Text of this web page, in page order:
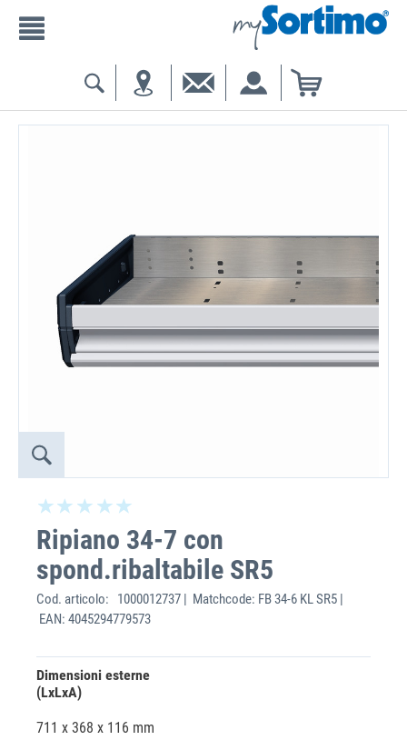
Ripiano 34-7 con
spond.ribaltabile SR5
Cod. articolo:
1000012737 | Matchcode: FB 34-6 KL SR5 |
EAN: 4045294779573
Dimensioni esterne
(LxLxA)
711 x 368 x 116 mm